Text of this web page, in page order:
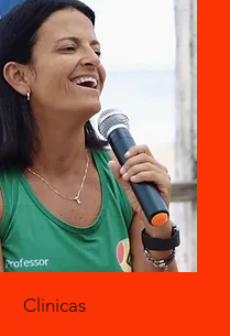
Clinicas